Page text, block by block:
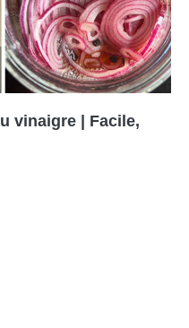
vinaigre | Facile,